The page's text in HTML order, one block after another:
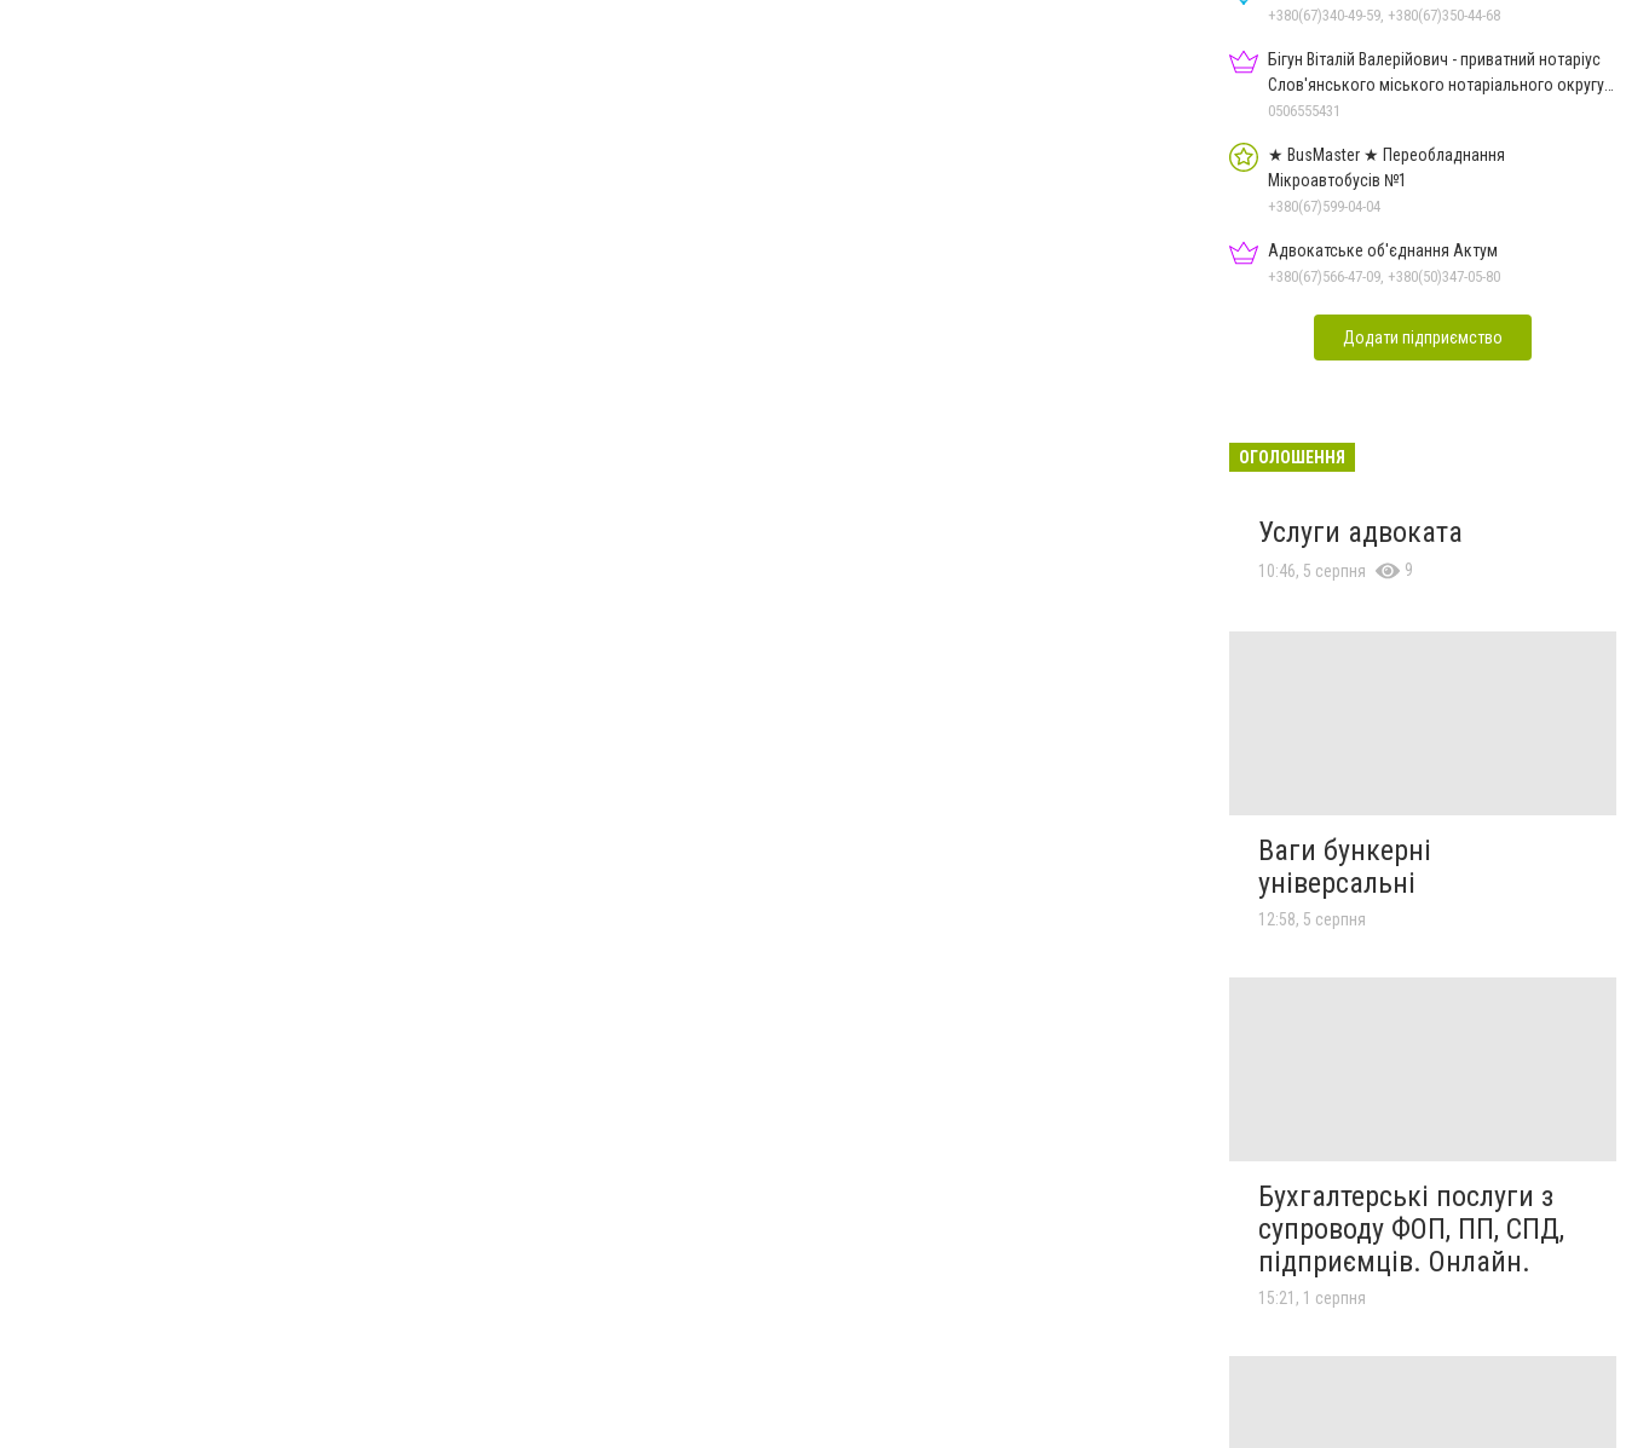
+380(67)340-49-59, +380(67)350-44-68
Бігун Віталій Валерійович - приватний нотаріус
Слов'янського міського нотаріального округу
Дон.обл.
0506555431
★ BusMaster ★ Переобладнання
Мікроавтобусів №1
+380(67)599-04-04
Адвокатське об'єднання Актум
+380(67)566-47-09, +380(50)347-05-80
Додати підприємство
ОГОЛОШЕННЯ
Услуги адвоката
10:46, 5 серпня 9
Ваги бункерні
універсальні
12:58, 5 серпня
Бухгалтерські послуги з
супроводу ФОП, ПП, СПД,
підприємців. Онлайн.
15:21, 1 серпня